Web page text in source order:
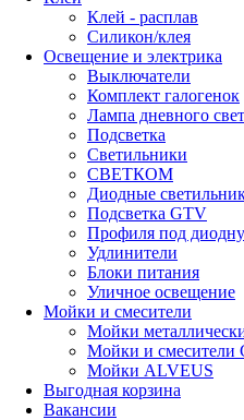
Клей - расплав
Силикон/клея
Освещение и электрика
Выключатели
Комплект галогенок
Лампа дневного
Подсветка
Светильники
СВЕТКОМ
Диодные
Подсветка GTV
Профиля под
Удлинители
Блоки питания
Уличное освещение
Мойки и смесители
Мойки
Мойки и смесители
Мойки ALVEUS
Выгодная корзина
Вакансии